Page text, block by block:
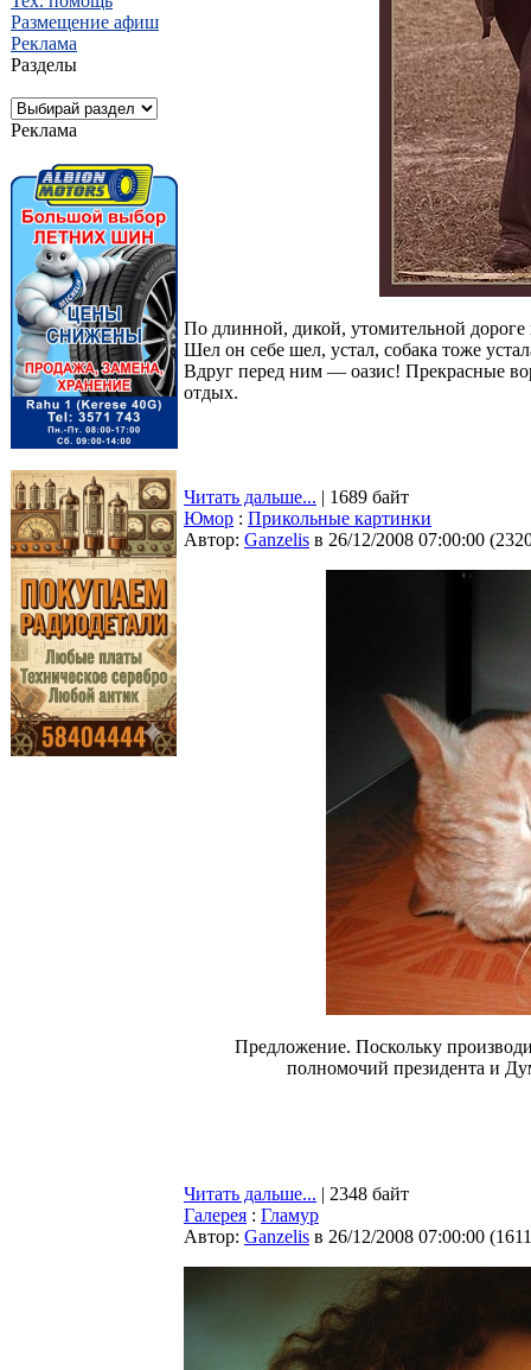
Размещение афиш
Реклама
Разделы
Реклама
По длинной, дикой, утомительной дороге
Шел он себе шел, устал, собака тоже
Вдруг перед ним — оазис! Прекрасные
отдых.
Читать дальше... | 1689 байт
Юмор : Прикольные картинки
Автор: Ganzelis в 26/12/2008 07:00:00 (
Предложение. Поскольку
полномочий президента и
Читать дальше... | 2348 байт
Галерея : Гламур
Автор: Ganzelis в 26/12/2008 07:00:00 (